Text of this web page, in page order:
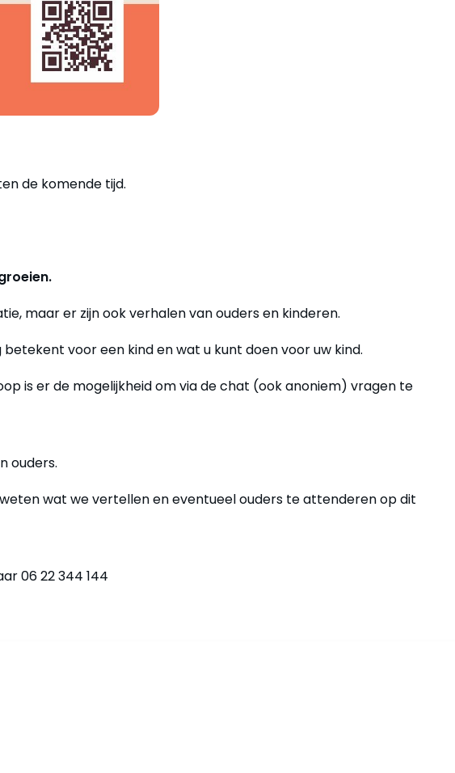
de komende tijd.
maar er zijn ook verhalen van ouders en kinderen.
voor een kind en wat u kunt doen voor uw kind.
is er de mogelijkheid om via de chat (ook anoniem) vragen te
ouders.
wat we vertellen en eventueel ouders te attenderen op dit
06 22 344 144